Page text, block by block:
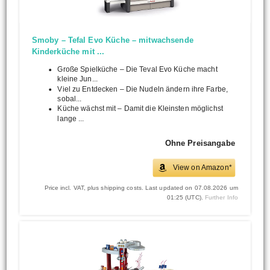
Smoby – Tefal Evo Küche – mitwachsende
Kinderküche mit ...
Große Spielküche – Die Teval Evo Küche macht
kleine Jun...
Viel zu Entdecken – Die Nudeln ändern ihre Farbe,
sobal...
Küche wächst mit – Damit die Kleinsten möglichst
lange ...
Ohne Preisangabe
View on Amazon*
Price incl. VAT, plus shipping costs. Last updated on 07.08.2026 um
01:25 (UTC). Further Info